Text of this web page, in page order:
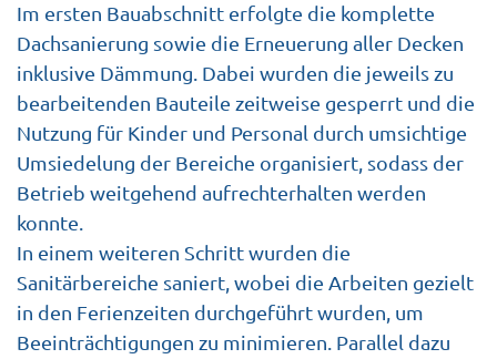
Im ersten Bauabschnitt erfolgte die komplette
Dachsanierung sowie die Erneuerung aller Decken
inklusive Dämmung. Dabei wurden die jeweils zu
bearbeitenden Bauteile zeitweise gesperrt und die
Nutzung für Kinder und Personal durch umsichtige
Umsiedelung der Bereiche organisiert, sodass der
Betrieb weitgehend aufrechterhalten werden
konnte.
In einem weiteren Schritt wurden die
Sanitärbereiche saniert, wobei die Arbeiten gezielt
in den Ferienzeiten durchgeführt wurden, um
Beeinträchtigungen zu minimieren. Parallel dazu